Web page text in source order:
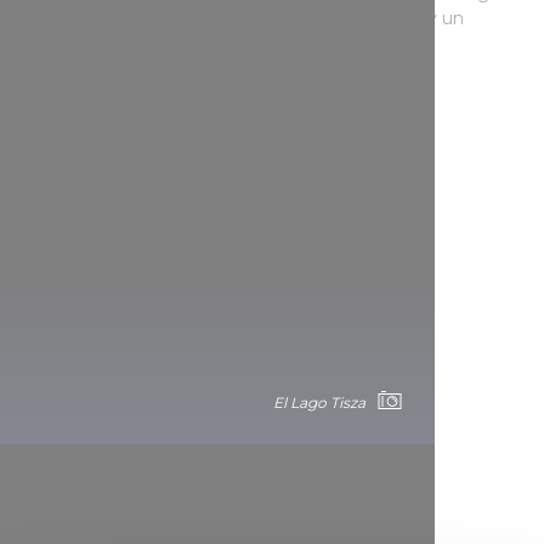
Tisza desde una cabaña de observación de aves y un
El Lago Tisza